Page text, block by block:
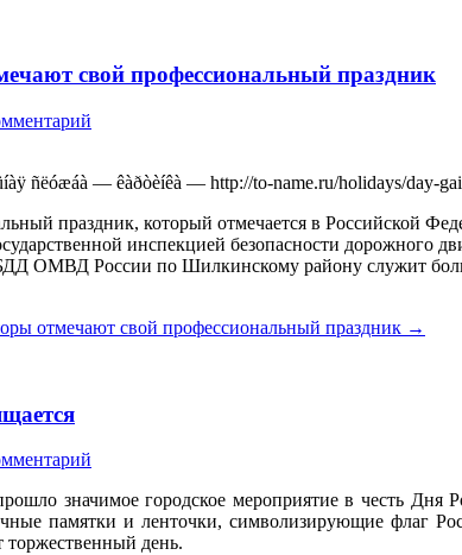
свой профессиональный праздник
ñëóæáà — êàðòèíêà — http://to-name.ru/holidays/day-
праздник, который отмечается в Российской
инспекцией безопасности дорожного
ОМВД России по Шилкинскому району служит
отмечают свой профессиональный праздник →
значимое городское мероприятие в честь Дня
памятки и ленточки, символизирующие флаг
торжественный день.